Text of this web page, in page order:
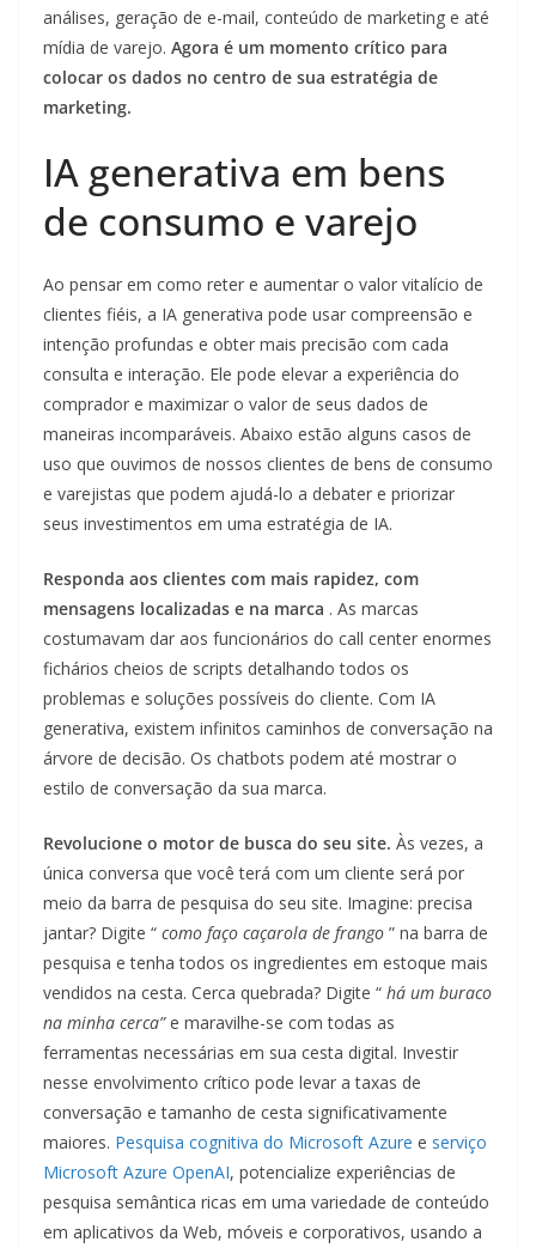
análises, geração de e-mail, conteúdo de marketing e até
mídia de varejo. Agora é um momento crítico para
colocar os dados no centro de sua estratégia de
marketing.
IA generativa em bens
de consumo e varejo
Ao pensar em como reter e aumentar o valor vitalício de
clientes fiéis, a IA generativa pode usar compreensão e
intenção profundas e obter mais precisão com cada
consulta e interação. Ele pode elevar a experiência do
comprador e maximizar o valor de seus dados de
maneiras incomparáveis. Abaixo estão alguns casos de
uso que ouvimos de nossos clientes de bens de consumo
e varejistas que podem ajudá-lo a debater e priorizar
seus investimentos em uma estratégia de IA.
Responda aos clientes com mais rapidez, com
mensagens localizadas e na marca . As marcas
costumavam dar aos funcionários do call center enormes
fichários cheios de scripts detalhando todos os
problemas e soluções possíveis do cliente. Com IA
generativa, existem infinitos caminhos de conversação na
árvore de decisão. Os chatbots podem até mostrar o
estilo de conversação da sua marca.
Revolucione o motor de busca do seu site. Às vezes, a
única conversa que você terá com um cliente será por
meio da barra de pesquisa do seu site. Imagine: precisa
jantar? Digite “ como faço caçarola de frango ” na barra de
pesquisa e tenha todos os ingredientes em estoque mais
vendidos na cesta. Cerca quebrada? Digite “ há um buraco
na minha cerca”e maravilhe-se com todas as
ferramentas necessárias em sua cesta digital. Investir
nesse envolvimento crítico pode levar a taxas de
conversação e tamanho de cesta significativamente
maiores. Pesquisa cognitiva do Microsoft Azure e serviço
Microsoft Azure OpenAI, potencialize experiências de
pesquisa semântica ricas em uma variedade de conteúdo
em aplicativos da Web, móveis e corporativos, usando a